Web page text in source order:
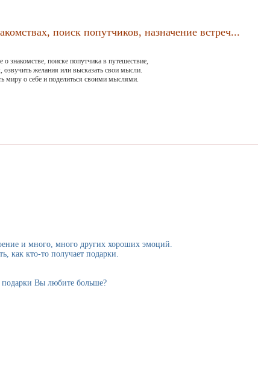
поиск попутчиков, назначение встреч...
о знакомстве, поиске попутчика в путешествие,
озвучить желания или высказать свои мысли.
миру о себе и поделиться своими мыслями.
и много, много других хороших эмоций.
как кто-то получает подарки.
подарки Вы любите больше?